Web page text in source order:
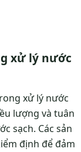
xử lý nước
xử lý nước
lượng và tuân
sạch. Các sản
định để đảm